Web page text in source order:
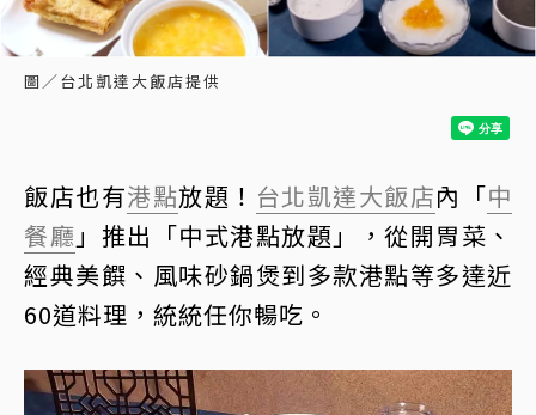
圖／台北凱達大飯店提供
飯店也有港點放題！ 台北凱達大飯店內「中
餐廳 」推出「中式港點放題」，從開胃菜、
經典美饌、風味砂鍋煲到多款港點等多達近
60道料理，統統任你暢吃。